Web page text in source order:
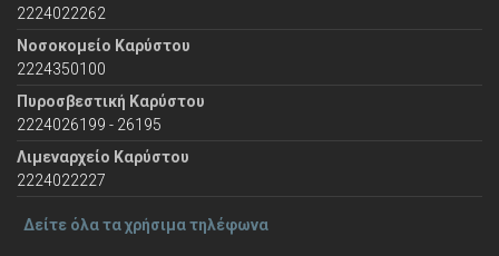
2224022262
Νοσοκομείο Καρύστου
2224350100
Πυροσβεστική Καρύστου
2224026199 - 26195
Λιμεναρχείο Καρύστου
2224022227
Δείτε όλα τα χρήσιμα τηλέφωνα